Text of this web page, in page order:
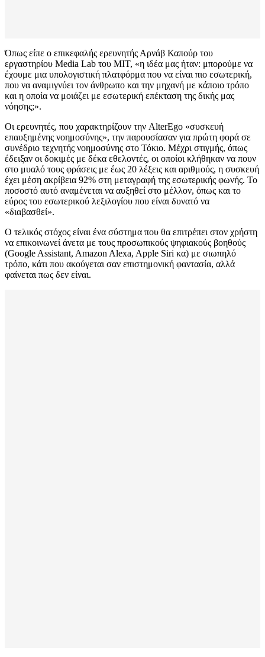
Όπως είπε ο επικεφαλής ερευνητής Αρνάβ Καπούρ του
εργαστηρίου Media Lab του ΜΙΤ, «η ιδέα μας ήταν: μπορούμε να
έχουμε μια υπολογιστική πλατφόρμα που να είναι πιο εσωτερική,
που να αναμιγνύει τον άνθρωπο και την μηχανή με κάποιο τρόπο
και η οποία να μοιάζει με εσωτερική επέκταση της δικής μας
νόησης;».
Οι ερευνητές, που χαρακτηρίζουν την AlterEgo «συσκευή
επαυξημένης νοημοσύνης», την παρουσίασαν για πρώτη φορά σε
συνέδριο τεχνητής νοημοσύνης στο Τόκιο. Μέχρι στιγμής, όπως
έδειξαν οι δοκιμές με δέκα εθελοντές, οι οποίοι κλήθηκαν να πουν
στο μυαλό τους φράσεις με έως 20 λέξεις και αριθμούς, η συσκευή
έχει μέση ακρίβεια 92% στη μεταγραφή της εσωτερικής φωνής. Το
ποσοστό αυτό αναμένεται να αυξηθεί στο μέλλον, όπως και το
εύρος του εσωτερικού λεξιλογίου που είναι δυνατό να
«διαβασθεί».
Ο τελικός στόχος είναι ένα σύστημα που θα επιτρέπει στον χρήστη
να επικοινωνεί άνετα με τους προσωπικούς ψηφιακούς βοηθούς
(Google Assistant, Amazon Alexa, Apple Siri κα) με σιωπηλό
τρόπο, κάτι που ακούγεται σαν επιστημονική φαντασία, αλλά
φαίνεται πως δεν είναι.